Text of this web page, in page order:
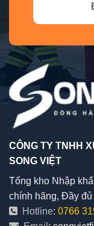
CÔNG TY TNHH
SONG VIỆT
Tổng kho Nhập
chính hãng, Đầy đủ
Hotline: 0766